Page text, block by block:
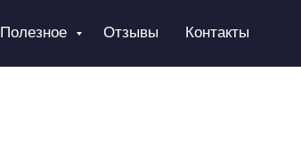
Полезное Отзывы Контакты